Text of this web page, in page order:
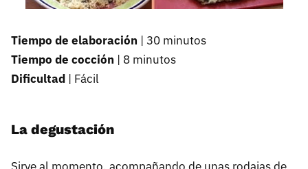
Tiempo de elaboración | 30 minutos
Tiempo de cocción | 8 minutos
Dificultad | Fácil
La degustación